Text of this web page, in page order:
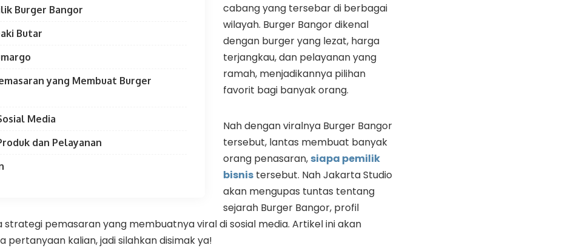
Burger Bangor
Butar
yang Membuat Burger
Media
dan Pelayanan
cabang yang tersebar di berbagai
wilayah. Burger Bangor dikenal
dengan burger yang lezat, harga
terjangkau, dan pelayanan yang
ramah, menjadikannya pilihan
favorit bagi banyak orang.
Nah dengan viralnya Burger Bangor
tersebut, lantas membuat banyak
orang penasaran, siapa pemilik
bisnis tersebut. Nah Jakarta Studio
akan mengupas tuntas tentang
sejarah Burger Bangor, profil
strategi pemasaran yang membuatnya viral di sosial media. Artikel ini akan
pertanyaan kalian, jadi silahkan disimak ya!